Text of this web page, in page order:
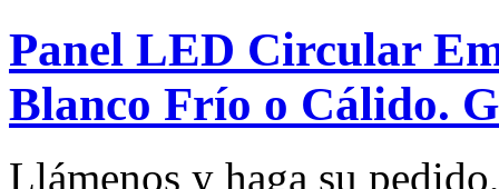
Panel LED Circular
Blanco Frío o Cálido.
Llámenos y haga su